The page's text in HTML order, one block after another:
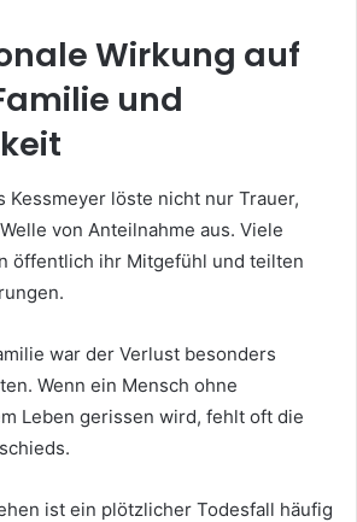
Wirkung auf
und
Kessmeyer löste nicht nur Trauer,
von Anteilnahme aus. Viele
öffentlich ihr Mitgefühl und teilten
war der Verlust besonders
Wenn ein Mensch ohne
Leben gerissen wird, fehlt oft die
ist ein plötzlicher Todesfall häufig